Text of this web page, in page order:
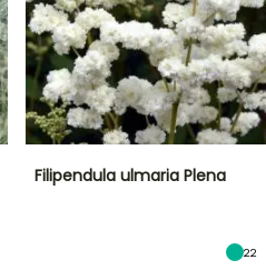
Filipendula ulmaria Plena
22